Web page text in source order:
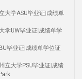
大学ASU毕业证|成绩单
学UW毕业证|成绩单学
毕业证|成绩单学位证
立大学PSU毕业证|成绩